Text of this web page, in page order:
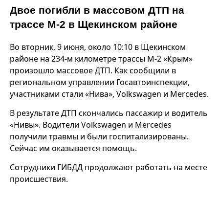
Двое погибли в массовом ДТП на
трассе М-2 в Щекинском районе
Во вторник, 9 июня, около 10:10 в Щекинском
районе на 234-м километре трассы М-2 «Крым»
произошло массовое ДТП. Как сообщили в
региональном управлении Госавтоинспекции,
участниками стали «Нива», Volkswagen и Mercedes.
В результате ДТП скончались пассажир и водитель
«Нивы». Водители Volkswagen и Mercedes
получили травмы и были госпитализированы.
Сейчас им оказывается помощь.
Сотрудники ГИБДД продолжают работать на месте
происшествия.